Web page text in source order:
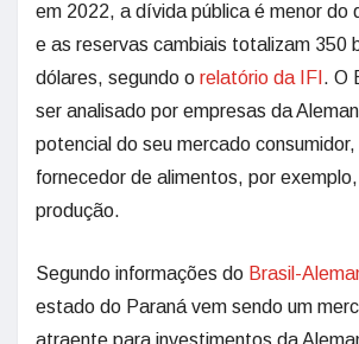
em 2022, a dívida pública é menor do
e as reservas cambiais totalizam 350
dólares, segundo o relatório da IFI . O
ser analisado por empresas da
potencial do seu mercado
fornecedor de alimentos, por
produção.
Segundo informações do Brasil-
estado do Paraná vem sendo um
atraente para investimentos da